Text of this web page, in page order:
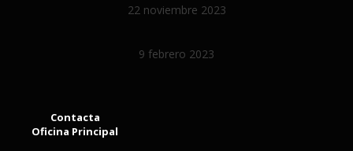
22 noviembre 2023
9 febrero 2023
Contacta
Oficina Principal